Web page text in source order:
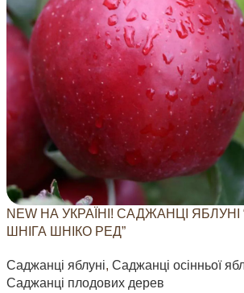
NEW НА УКРАЇНІ! САДЖАНЦІ ЯБЛУНІ
ШНІГА ШНІКО РЕД”
Саджанці яблуні, Саджанці осінньої
Саджанці плодових дерев